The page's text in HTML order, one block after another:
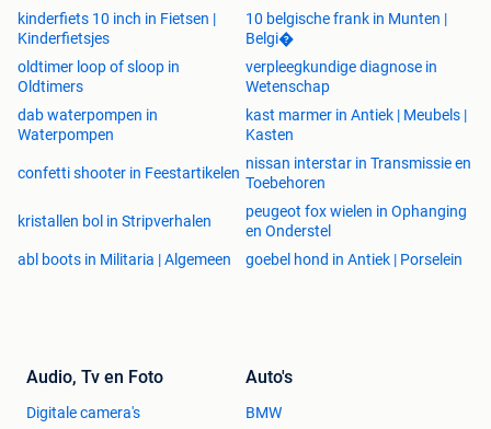
kinderfiets 10 inch in Fietsen |
Kinderfietsjes
10 belgische frank in Munten |
Belgi�
oldtimer loop of sloop in
Oldtimers
verpleegkundige diagnose in
Wetenschap
dab waterpompen in
Waterpompen
kast marmer in Antiek | Meubels |
Kasten
confetti shooter in Feestartikelen
nissan interstar in Transmissie en
Toebehoren
kristallen bol in Stripverhalen
peugeot fox wielen in Ophanging
en Onderstel
abl boots in Militaria | Algemeen
goebel hond in Antiek | Porselein
Audio, Tv en Foto
Digitale camera's
Auto's
BMW